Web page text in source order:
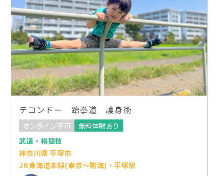
テコンドー 跆拳道 護身術
オンライン不可
無料体験あり
武道・格闘技
神奈川県 平塚市
JR東海道本線(東京～熱海)・平塚駅